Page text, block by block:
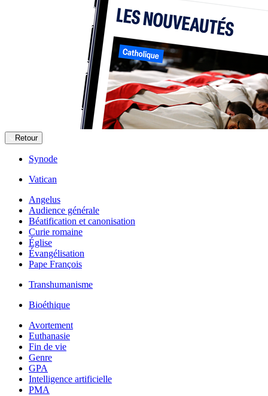
Retour
Synode
Vatican
Angelus
Audience générale
Béatification et canonisation
Curie romaine
Église
Évangélisation
Pape François
Transhumanisme
Bioéthique
Avortement
Euthanasie
Fin de vie
Genre
GPA
Intelligence artificielle
PMA